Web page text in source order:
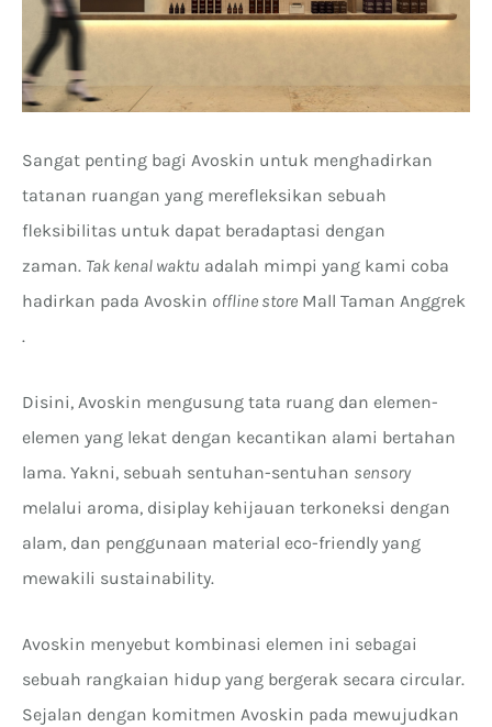
Sangat penting bagi Avoskin untuk menghadirkan
tatanan ruangan yang merefleksikan sebuah
fleksibilitas untuk dapat beradaptasi dengan
zaman. Tak kenal waktu adalah mimpi yang kami coba
hadirkan pada Avoskin offline store Mall Taman Anggrek
.
Disini, Avoskin mengusung tata ruang dan elemen-
elemen yang lekat dengan kecantikan alami bertahan
lama. Yakni, sebuah sentuhan-sentuhan sensory
melalui aroma, disiplay kehijauan terkoneksi dengan
alam, dan penggunaan material eco-friendly yang
mewakili sustainability.
Avoskin menyebut kombinasi elemen ini sebagai
sebuah rangkaian hidup yang bergerak secara circular.
Sejalan dengan komitmen Avoskin pada mewujudkan